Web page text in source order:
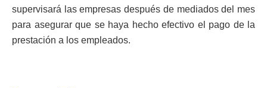
supervisará las empresas después de mediados del mes
para asegurar que se haya hecho efectivo el pago de la
prestación a los empleados.